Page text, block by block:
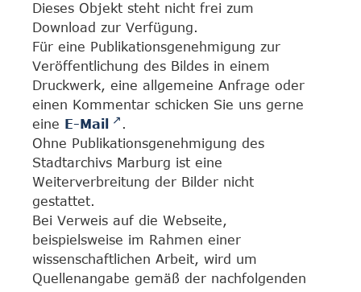
Dieses Objekt steht nicht frei zum
Download zur Verfügung.
Für eine Publikationsgenehmigung zur
Veröffentlichung des Bildes in einem
Druckwerk, eine allgemeine Anfrage oder
einen Kommentar schicken Sie uns gerne
eine E-Mail
.
Ohne Publikationsgenehmigung des
Stadtarchivs Marburg ist eine
Weiterverbreitung der Bilder nicht
gestattet.
Bei Verweis auf die Webseite,
beispielsweise im Rahmen einer
wissenschaftlichen Arbeit, wird um
Quellenangabe gemäß der nachfolgenden